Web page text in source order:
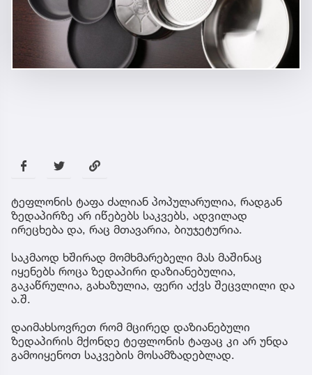
ტეფლონის ტაფა ძალიან პოპულარულია, რადგან
ზედაპირზე არ იწებებს საკვებს, ადვილად
ირეცხება და, რაც მთავარია, ბიუჯეტურია.
საკმაოდ ხშირად მომხმარებელი მას მაშინაც
იყენებს როცა ზედაპირი დაზიანებულია,
გაკაწრულია, გახაზულია, ფერი აქვს შეცვლილი და
ა.შ.
დაიმახსოვრეთ რომ მცირედ დაზიანებული
ზედაპირის მქონდე ტეფლონის ტაფაც კი არ უნდა
გამოიყენოთ საკვების მოსამზადებლად.